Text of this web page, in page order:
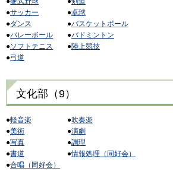
●サッカー ●卓球
●ダンス ●バスケットボール
●バレーボール ●バドミントン
●ソフトテニス ●陸上競技
●弓道
文化部（9）
●軽音楽 ●吹奏楽
●美術 ●演劇
●写真 ●調理
●書道 ●情報処理（同好会）
●合唱（同好会）